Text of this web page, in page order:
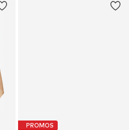
PROMOS